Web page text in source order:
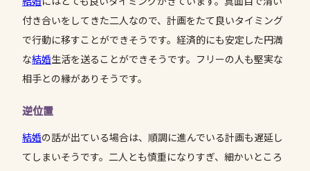
付き合いをしてきた二人なので、計画をたて良いタイミング
で行動に移すことができそうです。経済的にも安定した円満
な結婚生活を送ることができそうです。フリーの人も堅実な
相手との縁がありそうです。
逆位置
結婚の話が出ている場合は、順調に進んでいる計画も遅延し
てしまいそうです。二人とも慎重になりすぎ、細かいところ